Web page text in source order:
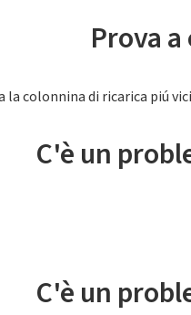
Prova
colonnina di ricarica piú
C'è un
C'è un